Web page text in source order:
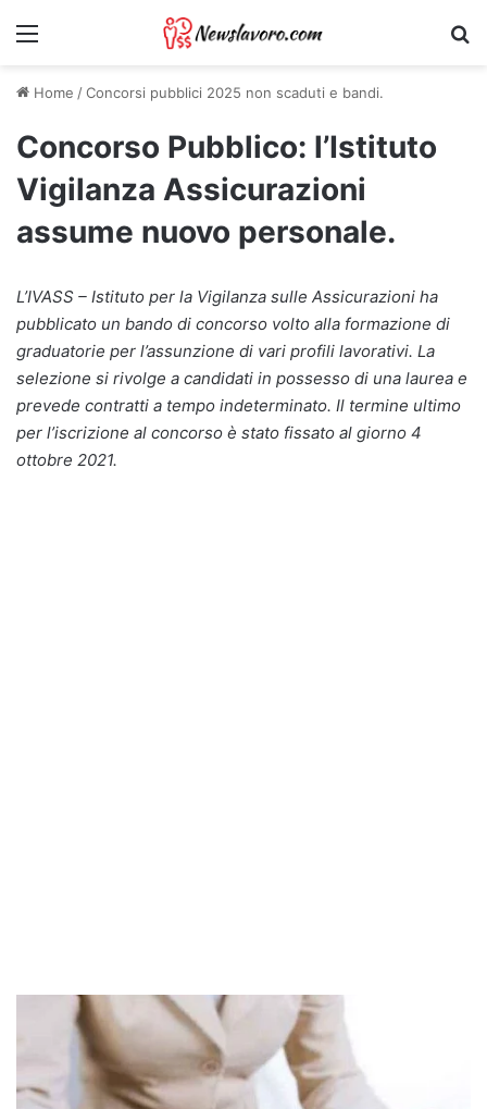
Menu
Home /Concorsi pubblici 2025 non scaduti e bandi.
Concorso Pubblico: l’Istituto
Vigilanza Assicurazioni
assume nuovo personale.
L’IVASS – Istituto per la Vigilanza sulle Assicurazioni ha
pubblicato un bando di concorso volto alla formazione di
graduatorie per l’assunzione di vari profili lavorativi. La
selezione si rivolge a candidati in possesso di una laurea e
prevede contratti a tempo indeterminato. Il termine ultimo
per l’iscrizione al concorso è stato fissato al giorno 4
ottobre 2021.